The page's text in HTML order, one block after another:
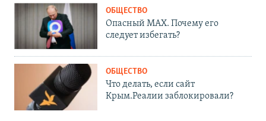
ОБЩЕСТВО
Опасный MAX. Почему его
следует избегать?
ОБЩЕСТВО
Что делать, если сайт
Крым.Реалии заблокировали?